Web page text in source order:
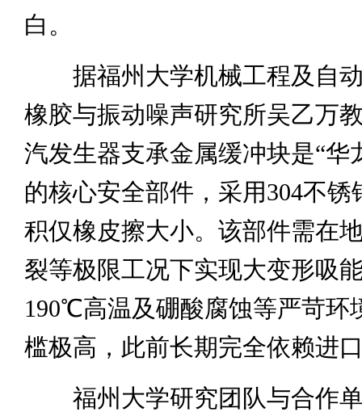
白。
据福州大学机械工程及自动
橡胶与振动噪声研究所吴乙万
汽发生器支承金属缓冲块是“华
的核心安全部件，采用304不锈
积仅橡皮擦大小。该部件需在
裂等极限工况下实现大变形吸
190℃高温及硼酸腐蚀等严苛环
槛极高，此前长期完全依赖进
福州大学研究团队与合作单